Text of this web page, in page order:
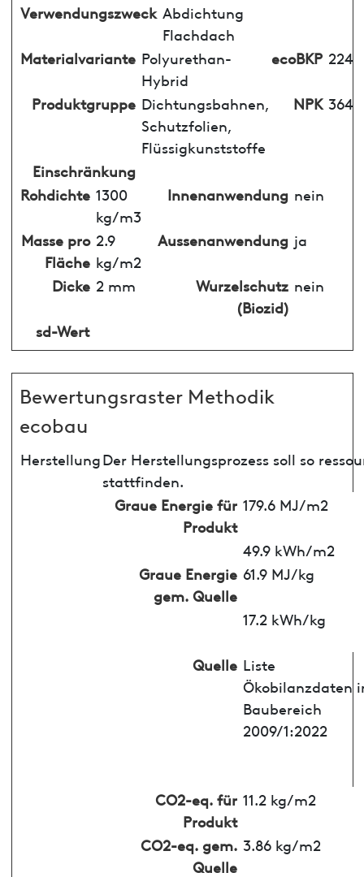
Verwendungszweck Abdichtung
Flachdach
Materialvariante Polyurethan-
Hybrid
ecoBKP 224
Produktgruppe Dichtungsbahnen,
Schutzfolien,
Flüssigkunststoffe
NPK 364
Einschränkung
Rohdichte 1300
kg/m3
Innenanwendung nein
Masse pro
Fläche
2.9
kg/m2
Aussenanwendung ja
Dicke 2 mm
Wurzelschutz
(Biozid)
nein
sd-Wert
Bewertungsraster Methodik
ecobau
HerstellungDer Herstellungsprozess soll so
stattfinden.
Graue Energie für
Produkt
179.6 MJ/m2
49.9 kWh/m2
Graue Energie
gem. Quelle
61.9 MJ/kg
17.2 kWh/kg
Quelle Liste
Ökobilanzdaten
Baubereich
2009/1:2022
CO2-eq. für
Produkt
11.2 kg/m2
CO2-eq. gem.
Quelle
3.86 kg/m2